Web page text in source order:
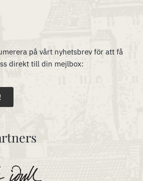
på vårt nyhetsbrev för att få
direkt till din mejlbox: